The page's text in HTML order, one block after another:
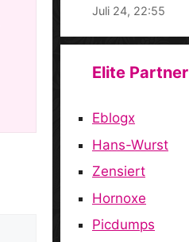
Juli 24, 22:55
Elite Partner
Eblogx
Hans-Wurst
Zensiert
Hornoxe
Picdumps